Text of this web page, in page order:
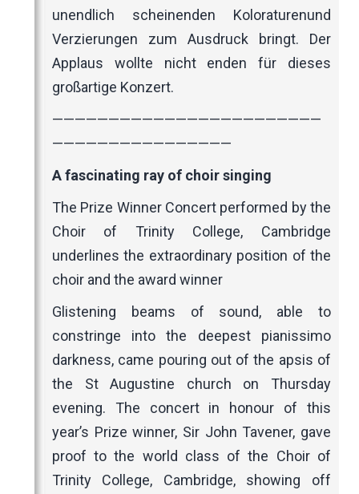
unendlich scheinenden Koloraturenund
Verzierungen zum Ausdruck bringt. Der
Applaus wollte nicht enden für dieses
großartige Konzert.
————————————————————————
————————————————
A fascinating ray of choir singing
The Prize Winner Concert performed by the
Choir of Trinity College, Cambridge
underlines the extraordinary position of the
choir and the award winner
Glistening beams of sound, able to
constringe into the deepest pianissimo
darkness, came pouring out of the apsis of
the St Augustine church on Thursday
evening. The concert in honour of this
year’s Prize winner, Sir John Tavener, gave
proof to the world class of the Choir of
Trinity College, Cambridge, showing off